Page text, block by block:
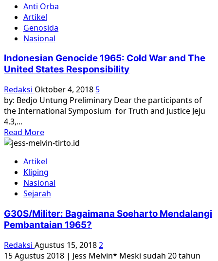
Editorial
|
Reformasi
yang
Anti Orba
Artikel
Genosida
Nasional
Indonesian Genocide 1965: Cold War and The
United States Responsibility
Redaksi Oktober 4, 2018 5
by: Bedjo Untung Preliminary Dear the participants of
the International Symposium for Truth and Justice Jeju
4.3,...
Read MoreRead
more
Indonesian
Genocide
1965:
Cold
and
The
States
Artikel
Kliping
Nasional
Sejarah
G30S/Militer: Bagaimana Soeharto Mendalangi
Pembantaian 1965?
Redaksi Agustus 15, 20182
15 Agustus 2018 | Jess Melvin* Meski sudah 20 tahun